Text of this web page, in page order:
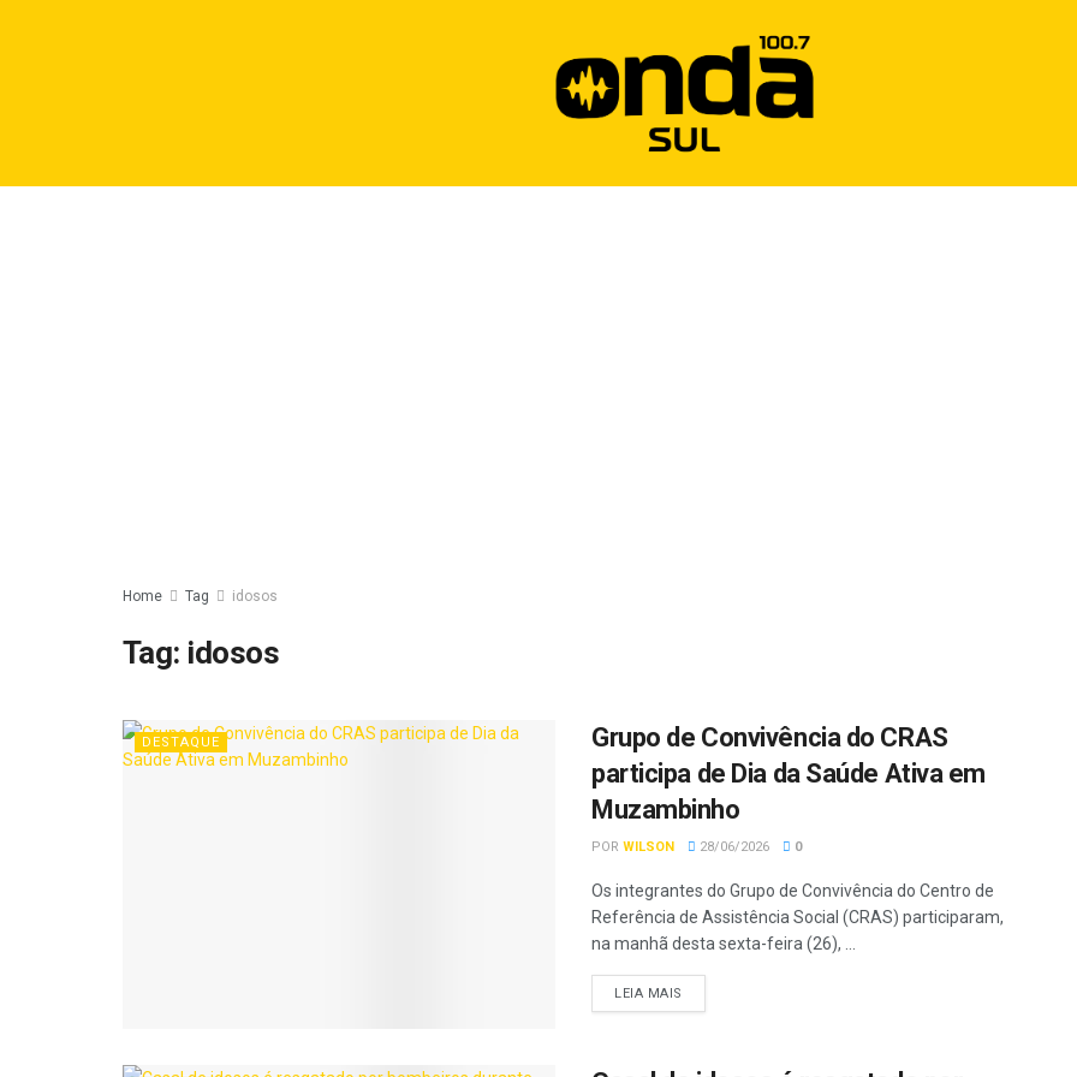
Home Tag idosos
Tag: idosos
DESTAQUE
Grupo de Convivência do CRAS
participa de Dia da Saúde Ativa em
Muzambinho
POR WILSON 28/06/2026 0
Os integrantes do Grupo de Convivência do Centro de
Referência de Assistência Social (CRAS) participaram,
na manhã desta sexta-feira (26), ...
LEIA MAIS